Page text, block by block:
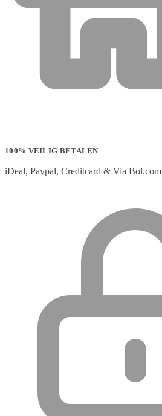
100% VEILIG BETALEN
iDeal, Paypal, Creditcard & Via Bol.com